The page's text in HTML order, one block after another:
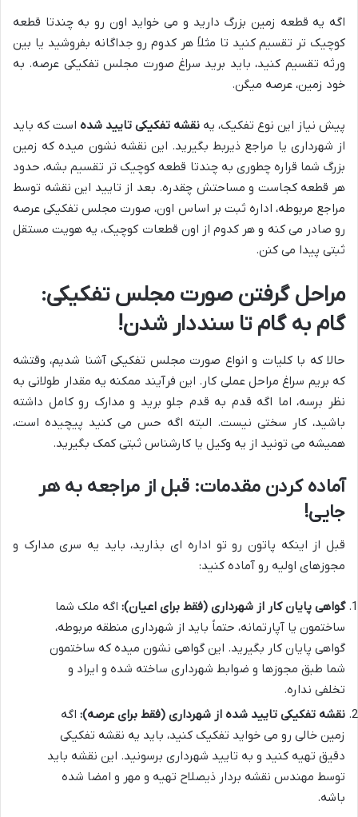
اگه یه قطعه زمین بزرگ دارید و می خواید اون رو به چندتا قطعه
کوچیک تر تقسیم کنید تا مثلاً هر کدوم رو جداگانه بفروشید یا بین
ورثه تقسیم کنید، باید برید سراغ صورت مجلس تفکیکی عرصه. به
خود زمین، عرصه میگن.
پیش نیاز این نوع تفکیک، یه نقشه تفکیکی تایید شده است که باید
از شهرداری یا مراجع ذیربط بگیرید. این نقشه نشون میده که زمین
بزرگ شما قراره چطوری به چندتا قطعه کوچیک تر تقسیم بشه، حدود
هر قطعه کجاست و مساحتش چقدره. بعد از تایید این نقشه توسط
مراجع مربوطه، اداره ثبت بر اساس اون، صورت مجلس تفکیکی عرصه
رو صادر می کنه و هر کدوم از اون قطعات کوچیک، یه هویت مستقل
ثبتی پیدا می کنن.
مراحل گرفتن صورت مجلس تفکیکی:
گام به گام تا سنددار شدن!
حالا که با کلیات و انواع صورت مجلس تفکیکی آشنا شدیم، وقتشه
که بریم سراغ مراحل عملی کار. این فرآیند ممکنه یه مقدار طولانی به
نظر برسه، اما اگه قدم به قدم جلو برید و مدارک رو کامل داشته
باشید، کار سختی نیست. البته اگه حس می کنید پیچیده است،
همیشه می تونید از یه وکیل یا کارشناس ثبتی کمک بگیرید.
آماده کردن مقدمات: قبل از مراجعه به هر
جایی!
قبل از اینکه پاتون رو تو اداره ای بذارید، باید یه سری مدارک و
مجوزهای اولیه رو آماده کنید:
گواهی پایان کار از شهرداری (فقط برای اعیان): اگه ملک شما
ساختمون یا آپارتمانه، حتماً باید از شهرداری منطقه مربوطه،
گواهی پایان کار بگیرید. این گواهی نشون میده که ساختمون
شما طبق مجوزها و ضوابط شهرداری ساخته شده و ایراد و
تخلفی نداره.
نقشه تفکیکی تایید شده از شهرداری (فقط برای عرصه): اگه
زمین خالی رو می خواید تفکیک کنید، باید یه نقشه تفکیکی
دقیق تهیه کنید و به تایید شهرداری برسونید. این نقشه باید
توسط مهندس نقشه بردار ذیصلاح تهیه و مهر و امضا شده
باشه.